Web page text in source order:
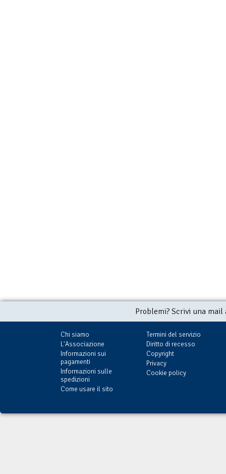
Problemi? Scrivi una
Chi siamo
L'Associazione
Informazioni sui
pagamenti
Informazioni sulle
spedizioni
Come usare il sito
Termini del servizio
Diritto di recesso
Copyright
Privacy
Cookie policy